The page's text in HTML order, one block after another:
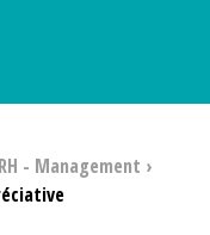
RH - Management ›